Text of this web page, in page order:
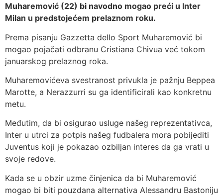
Muharemović (22) bi navodno mogao preći u Inter
Milan u predstojećem prelaznom roku.
Prema pisanju Gazzetta dello Sport Muharemović bi
mogao pojačati odbranu Cristiana Chivua već tokom
januarskog prelaznog roka.
Muharemovićeva svestranost privukla je pažnju Beppea
Marotte, a Nerazzurri su ga identificirali kao konkretnu
metu.
Međutim, da bi osigurao usluge našeg reprezentativca,
Inter u utrci za potpis našeg fudbalera mora pobijediti
Juventus koji je pokazao ozbiljan interes da ga vrati u
svoje redove.
Kada se u obzir uzme činjenica da bi Muharemović
mogao bi biti pouzdana alternativa Alessandru Bastoniju